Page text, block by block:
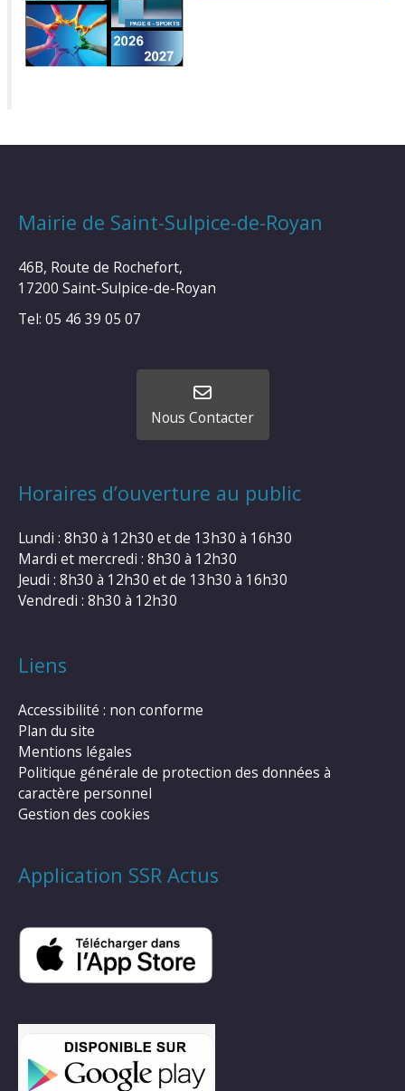
Mairie de Saint-Sulpice-de-Royan
46B, Route de Rochefort,
17200 Saint-Sulpice-de-Royan
Tel: 05 46 39 05 07
Nous Contacter
Horaires d’ouverture au public
Lundi : 8h30 à 12h30 et de 13h30 à 16h30
Mardi et mercredi : 8h30 à 12h30
Jeudi : 8h30 à 12h30 et de 13h30 à 16h30
Vendredi : 8h30 à 12h30
Liens
Accessibilité : non conforme
Plan du site
Mentions légales
Politique générale de protection des données à
caractère personnel
Gestion des cookies
Application SSR Actus